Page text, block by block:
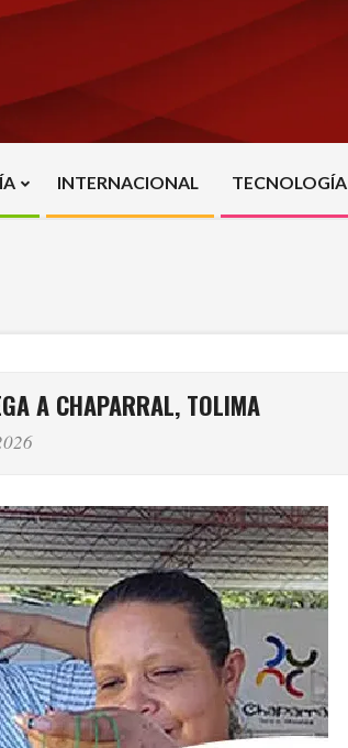
Primary
Navigation
INTERNACIONAL TECNOLOGÍA
A CHAPARRAL, TOLIMA